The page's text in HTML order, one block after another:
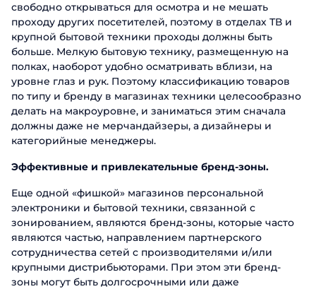
свободно открываться для осмотра и не мешать
проходу других посетителей, поэтому в отделах ТВ и
крупной бытовой техники проходы должны быть
больше. Мелкую бытовую технику, размещенную на
полках, наоборот удобно осматривать вблизи, на
уровне глаз и рук. Поэтому классификацию товаров
по типу и бренду в магазинах техники целесообразно
делать на макроуровне, и заниматься этим сначала
должны даже не мерчандайзеры, а дизайнеры и
категорийные менеджеры.
Эффективные и привлекательные бренд-зоны.
Еще одной «фишкой» магазинов персональной
электроники и бытовой техники, связанной с
зонированием, являются бренд-зоны, которые часто
являются частью, направлением партнерского
сотрудничества сетей с производителями и/или
крупными дистрибьюторами. При этом эти бренд-
зоны могут быть долгосрочными или даже